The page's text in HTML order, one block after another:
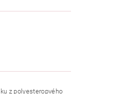
z polyesteropvého